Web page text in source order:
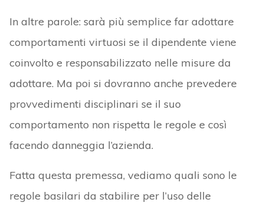
In altre parole: sarà più semplice far adottare
comportamenti virtuosi se il dipendente viene
coinvolto e responsabilizzato nelle misure da
adottare. Ma poi si dovranno anche prevedere
provvedimenti disciplinari se il suo
comportamento non rispetta le regole e così
facendo danneggia l’azienda.
Fatta questa premessa, vediamo quali sono le
regole basilari da stabilire per l’uso delle